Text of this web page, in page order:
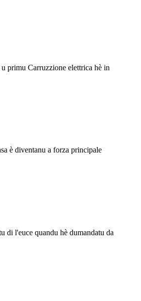
primu Carruzzione elettrica hè in
è diventanu a forza principale
di l'euce quandu hè dumandatu da